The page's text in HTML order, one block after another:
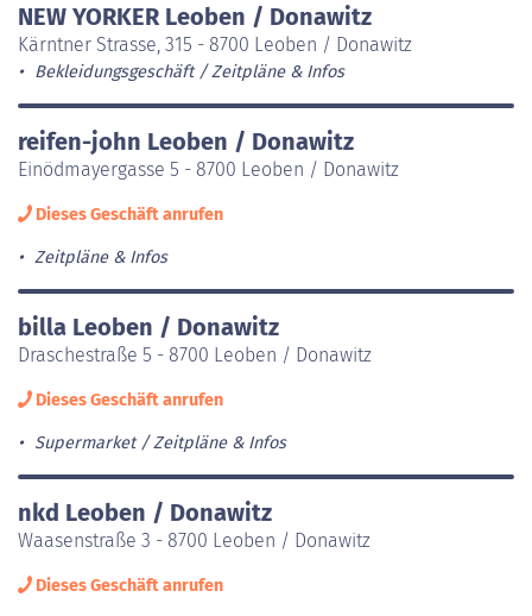
NEW YORKER Leoben / Donawitz
Kärntner Strasse, 315 - 8700 Leoben / Donawitz
Bekleidungsgeschäft Zeitpläne & Infos
reifen-john Leoben / Donawitz
Einödmayergasse 5 - 8700 Leoben / Donawitz
Dieses Geschäft anrufen
Zeitpläne & Infos
billa Leoben / Donawitz
Draschestraße 5 - 8700 Leoben / Donawitz
Dieses Geschäft anrufen
Supermarket Zeitpläne & Infos
nkd Leoben / Donawitz
Waasenstraße 3 - 8700 Leoben / Donawitz
Dieses Geschäft anrufen